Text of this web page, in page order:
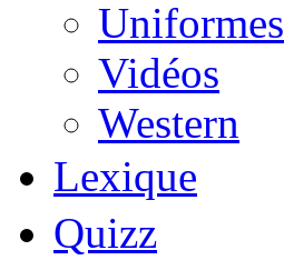
Uniformes
Vidéos
Western
Lexique
Quizz